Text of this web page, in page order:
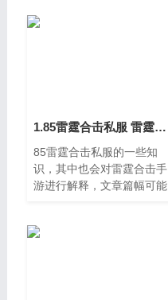
1.85雷霆合击私服 雷霆合击手游
85雷霆合击私服的一些知
识，其中也会对雷霆合击手
游进行解释，文章篇幅可能
本站，现在就马上开始吧，